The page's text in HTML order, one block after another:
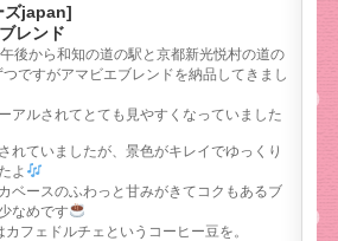
ズjapan]
レンド
後から和知の道の駅と京都新光悦村の道の
ですがアマビエブレンドを納品してきまし
アルされてとても見やすくなっていました
れていましたが、景色がキレイでゆっくり
よ
ベースのふわっと甘みがきてコクもあるブ
なめです
フェドルチェというコーヒー豆を。